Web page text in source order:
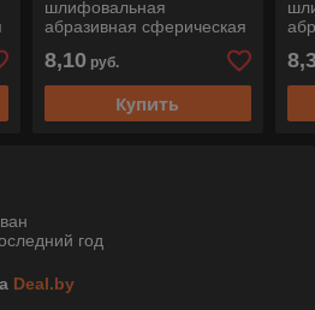
шлифовальная
абразивная сферическая
AWCO 80 J5V TOUGH,
Pferd
8,10 руб.
Купить
год
Deal.by